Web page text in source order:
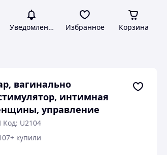
Уведомления Избранное Корзина
вагинально
интимная
управление
Код: U2104
купили